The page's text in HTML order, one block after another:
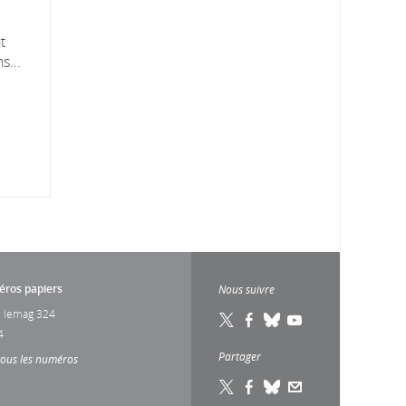
papiers
lemag 324
les numéros
Nous suivre
Partager